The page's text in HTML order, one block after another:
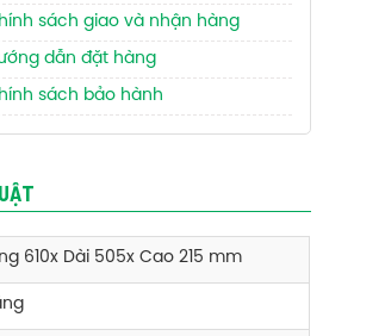
sách giao và nhận hàng
dẫn đặt hàng
sách bảo hành
610x Dài 505x Cao 215 mm